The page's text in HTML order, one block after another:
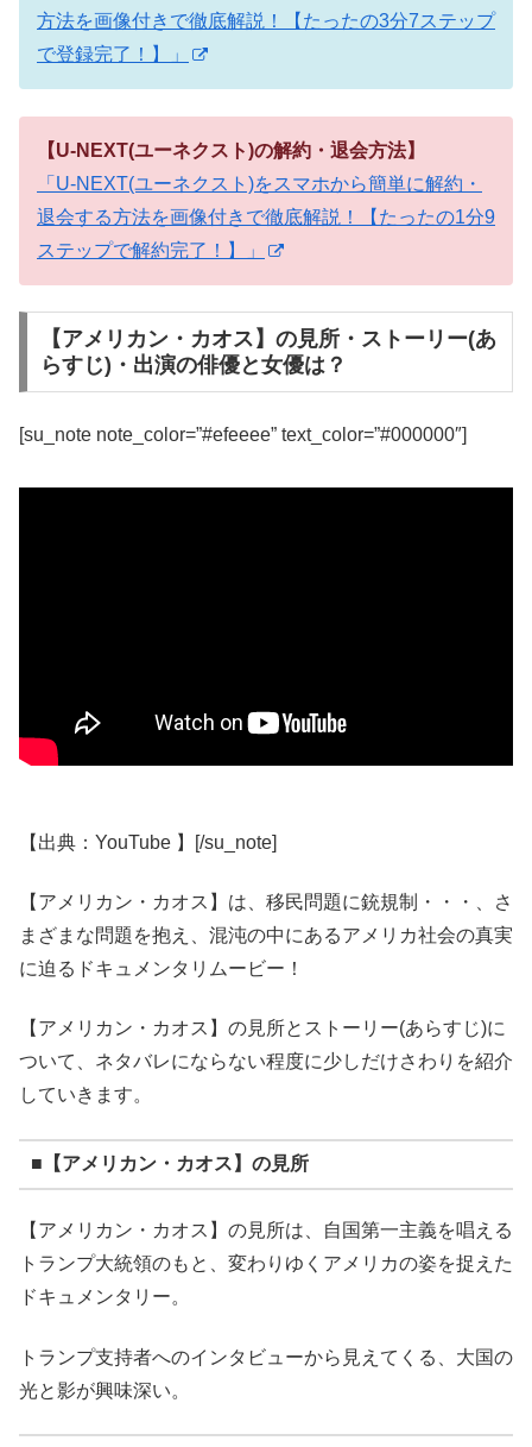
方法を画像付きで徹底解説！【たったの3分7ステップ
で登録完了！】」
【U-NEXT(ユーネクスト)の解約・退会方法】
「U-NEXT(ユーネクスト)をスマホから簡単に解約・
退会する方法を画像付きで徹底解説！【たったの1分9
ステップで解約完了！】」
【アメリカン・カオス】の見所・ストーリー(あ
らすじ)・出演の俳優と女優は？
[su_note note_color=”#efeeee” text_color=”#000000″]
【出典：YouTube 】[/su_note]
【アメリカン・カオス】は、移民問題に銃規制・・・、さ
まざまな問題を抱え、混沌の中にあるアメリカ社会の真実
に迫るドキュメンタリムービー！
【アメリカン・カオス】の見所とストーリー(あらすじ)に
ついて、ネタバレにならない程度に少しだけさわりを紹介
していきます。
■【アメリカン・カオス】の見所
【アメリカン・カオス】の見所は、自国第一主義を唱える
トランプ大統領のもと、変わりゆくアメリカの姿を捉えた
ドキュメンタリー。
トランプ支持者へのインタビューから見えてくる、大国の
光と影が興味深い。